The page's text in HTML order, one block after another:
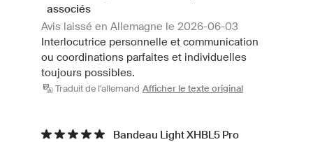
associés
Avis laissé en Allemagne le 2026-06-03
Interlocutrice personnelle et communication
ou coordinations parfaites et individuelles
toujours possibles.
Traduit de l'allemand Afficher le texte original
Bandeau Light XHBL5 Pro